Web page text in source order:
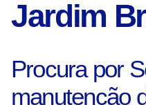
Jardim
Procura por
manutenção